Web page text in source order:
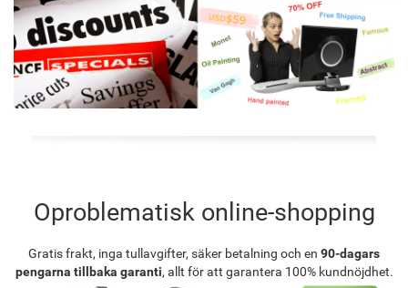
Oproblematisk online-shopping
Gratis frakt, inga tullavgifter, säker betalning och en 90-dagars
pengarna tillbaka garanti, allt för att garantera 100% kundnöjdhet.